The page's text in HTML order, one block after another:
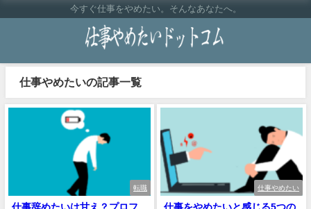
今すぐ仕事をやめたい。そんなあなたへ。
仕事やめたいの記事一覧
転職
仕事辞めたいは甘え？プロフ
仕事やめたい
仕事をやめたいと感じる5つの